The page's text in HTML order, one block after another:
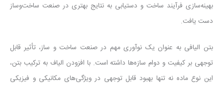
بهینه‌سازی فرآیند ساخت و دستیابی به نتایج بهتری در صنعت ساخت‌وساز
دست یافت.
بتن الیافی به عنوان یک نوآوری مهم در صنعت ساخت و ساز، تأثیر قابل
توجهی بر کیفیت و دوام سازه‌ها داشته است. با افزودن الیاف به ترکیب بتن،
این نوع ماده نه تنها بهبود قابل توجهی در ویژگی‌های مکانیکی و فیزیکی